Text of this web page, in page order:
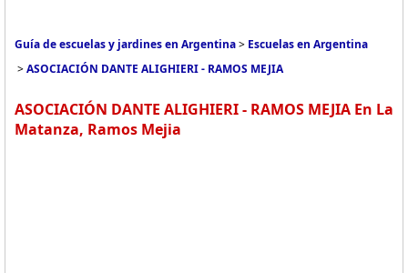
Guía de escuelas y jardines en Argentina> Escuelas en Argentina
>ASOCIACIÓN DANTE ALIGHIERI - RAMOS MEJIA
ASOCIACIÓN DANTE ALIGHIERI - RAMOS MEJIA En La
Matanza, Ramos Mejia